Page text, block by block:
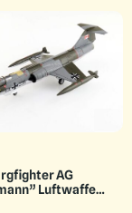
AG
Luftwaffe